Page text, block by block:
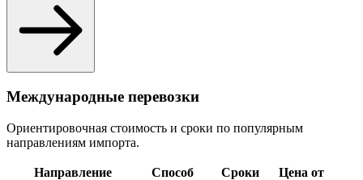
Международные перевозки
Ориентировочная стоимость и сроки по популярным
направлениям импорта.
Направление Способ Сроки
Цена от